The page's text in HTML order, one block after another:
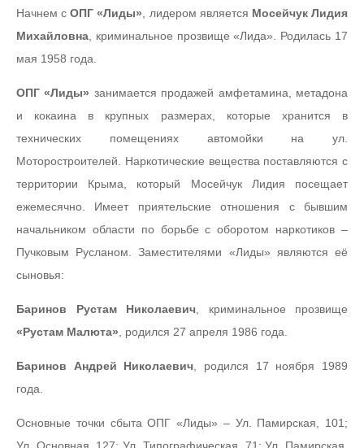
Начнем сОПГ «Лиды» , лидером является Мосейчук Лидия
Михайловна , криминальное прозвище «Лида». Родилась 17
мая 1958 года.
ОПГ «Лиды» занимается продажей амфетамина, метадона
и кокаина в крупных размерах, которые хранится в
технических помещениях автомойки на ул.
Моторостроителей. Наркотические вещества поставляются с
территории Крыма, который Мосейчук Лидия посещает
ежемесячно. Имеет приятельские отношения с бывшим
начальником области по борьбе с оборотом наркотиков –
Пучковым Русланом. Заместителями «Лиды» являются её
сыновья:
Баринов Рустам Николаевич , криминальное прозвище
«Рустам Малюта» , родился 27 апреля 1986 года.
Баринов Андрей Николаевич , родился 17 ноября 1989
года.
Основные точки сбыта ОПГ «Лиды» – Ул. Памирская, 101;